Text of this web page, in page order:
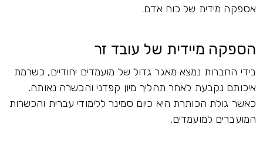
אספקה מידית של כוח אדם.
הספקה מיידית של עובד זר
בידי החברות נמצא מאגר גדול של מועמדים יחודיים, כשרמת
איכותם נקבעת לאחר תהליך מיון קפדני והכשרה נאותה.
כאשר גולת הכותרת היא כיום סמינר ללימודי עברית והכשרות
המועברים למועמדים.